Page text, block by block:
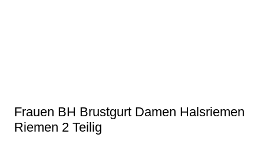
Frauen BH Brustgurt Damen Halsriemen
Riemen 2 Teilig